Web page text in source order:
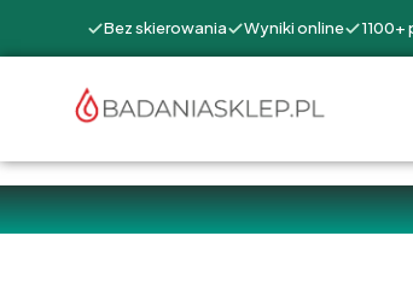
Bez skierowania Wyniki online